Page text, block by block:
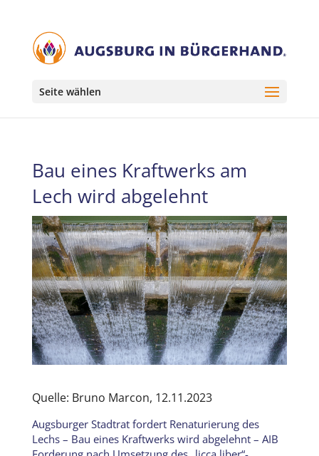
Seite wählen
Bau eines Kraftwerks am
Lech wird abgelehnt
Quelle: Bruno Marcon, 12.11.2023
Augsburger Stadtrat fordert Renaturierung des
Lechs – Bau eines Kraftwerks wird abgelehnt – AIB